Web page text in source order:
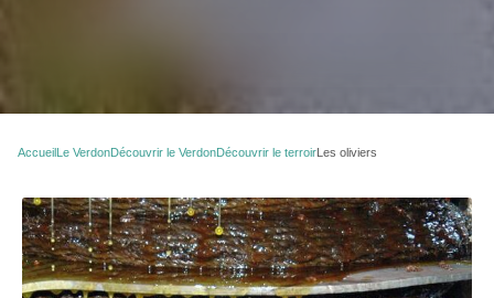
AccueilLe VerdonDécouvrir le VerdonDécouvrir le terroirLes oliviers